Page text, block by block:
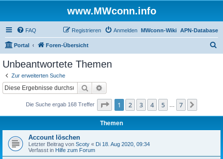
www.MWconn.info
FAQ APN-Database
MWconn-Wiki
Anmelden
Registrieren
Portal Foren-Übersicht
Unbeantwortete Themen
Zur erweiterten Suche
Suche
Die Suche ergab 168 Treffer Seite 1von
1 2 3 4 5 7
Themen
Account löschen
Letzter Beitrag von Scoty « Di 18. Aug 2020, 09:34
Verfasst in Hilfe zum Forum